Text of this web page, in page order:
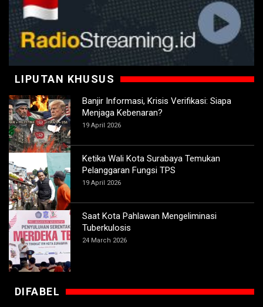
LIPUTAN KHUSUS
Banjir Informasi, Krisis Verifikasi: Siapa
Menjaga Kebenaran?
19 April 2026
Ketika Wali Kota Surabaya Temukan
Pelanggaran Fungsi TPS
19 April 2026
Saat Kota Pahlawan Mengeliminasi
Tuberkulosis
24 March 2026
DIFABEL